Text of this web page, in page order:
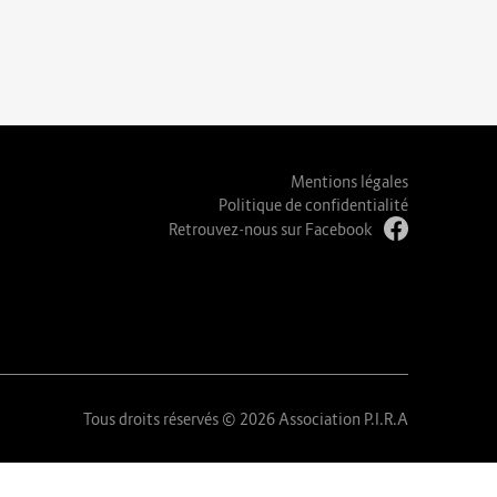
Mentions légales
Politique de confidentialité
Retrouvez-nous sur Facebook
Tous droits réservés © 2026 Association P.I.R.A